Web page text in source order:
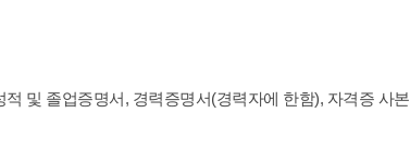
및 졸업증명서, 경력증명서(경력자에 한함), 자격증 사본